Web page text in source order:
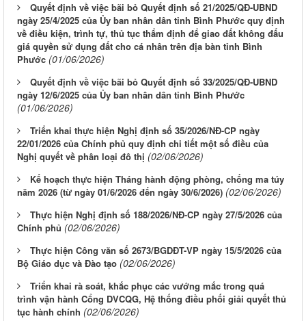
Quyết định về việc bãi bỏ Quyết định số 21/2025/QĐ-UBND
ngày 25/4/2025 của Ủy ban nhân dân tỉnh Bình Phước quy định
về điều kiện, trình tự, thủ tục thẩm định để giao đất không đấu
giá quyền sử dụng đất cho cá nhân trên địa bàn tỉnh Bình
Phước (01/06/2026)
Quyết định về việc bãi bỏ Quyết định số 33/2025/QĐ-UBND
ngày 12/6/2025 của Ủy ban nhân dân tỉnh Bình Phước
(01/06/2026)
Triển khai thực hiện Nghị định số 35/2026/NĐ-CP ngày
22/01/2026 của Chính phủ quy định chi tiết một số điều của
Nghị quyết về phân loại đô thị (02/06/2026)
Kế hoạch thực hiện Tháng hành động phòng, chống ma túy
năm 2026 (từ ngày 01/6/2026 đến ngày 30/6/2026) (02/06/2026)
Thực hiện Nghị định số 188/2026/NĐ-CP ngày 27/5/2026 của
Chính phủ (02/06/2026)
Thực hiện Công văn số 2673/BGDĐT-VP ngày 15/5/2026 của
Bộ Giáo dục và Đào tạo (02/06/2026)
Triển khai rà soát, khắc phục các vướng mắc trong quá
trình vận hành Cổng DVCQG, Hệ thống điều phối giải quyết thủ
tục hành chính (02/06/2026)